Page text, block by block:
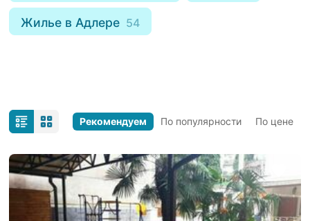
Жилье в Адлере 54
Рекомендуем По популярности По цене